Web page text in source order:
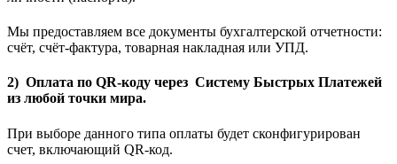
Мы предоставляем все документы бухгалтерской отчетности:
счёт, счёт-фактура, товарная накладная или УПД.
2) Оплата по QR-коду через Систему Быстрых Платежей
из любой точки мира.
При выборе данного типа оплаты будет сконфигурирован
счет, включающий QR-код.